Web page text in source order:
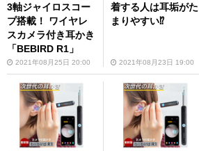
3軸ジャイロスコー
プ搭載！ ワイヤレ
スカメラ付き耳かき
「BEBIRD R1」
2021年08月25日 20:00
着する人は耳垢がた
まりやすい⁉
2021年08月23日 19:00